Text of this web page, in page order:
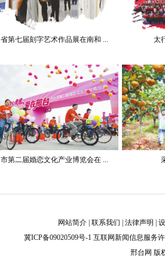
省第七届刻字艺术作品展在南和 ... 太
市第二届婚恋文化产业博览会在 ...
网站简介 联系我们 法律声明
冀ICP备09020509号-1 互联网新闻信息服务许
邢台网 版